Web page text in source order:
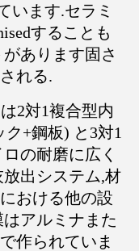
います.セラミ
することも
あります固さ
れる.
2対1複合型内
+鋼板) と3対1
の耐磨に広く
出システム,材
おける他の設
アルミナまた
作られていま